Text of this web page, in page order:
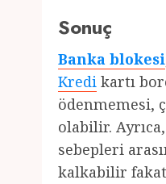
Sonuç
Banka blokesi
Kredi kartı
ödenmemesi,
olabilir.
sebepleri
kalkabilir